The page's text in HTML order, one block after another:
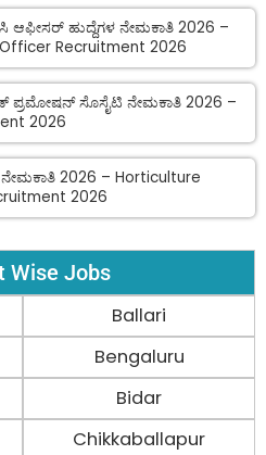
ಹುದ್ದೆಗಳ ನೇಮಕಾತಿ 2026 –
Recruitment 2026
ಪ್ರಮೋಷನ್ ಸೊಸೈಟಿ ನೇಮಕಾತಿ 2026 –
2026
2026 – Horticulture
2026
Wise Jobs
Ballari
Bengaluru
Bidar
Chikkaballapur